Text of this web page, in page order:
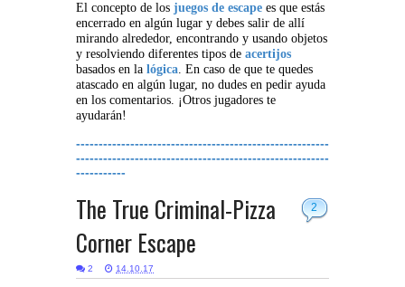
El concepto de los juegos de escape es que estás
encerrado en algún lugar y debes salir de allí
mirando alrededor, encontrando y usando objetos
y resolviendo diferentes tipos de acertijos
basados en la lógica. En caso de que te quedes
atascado en algún lugar, no dudes en pedir ayuda
en los comentarios. ¡Otros jugadores te
ayudarán!
--------------------------------------------------------
--------------------------------------------------------
-----------
2
The True Criminal-Pizza
Corner Escape
2 14.10.17